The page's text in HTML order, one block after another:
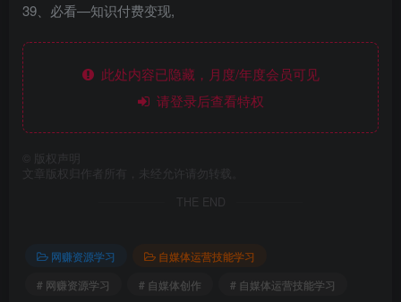
39、必看—知识付费变现,
此处内容已隐藏，月度/年度会员可见
请登录后查看特权
版权声明
文章版权归作者所有，未经允许请勿转载。
THE END
网赚资源学习
自媒体运营技能学习
# 网赚资源学习
# 自媒体创作 # 自媒体运营技能学习